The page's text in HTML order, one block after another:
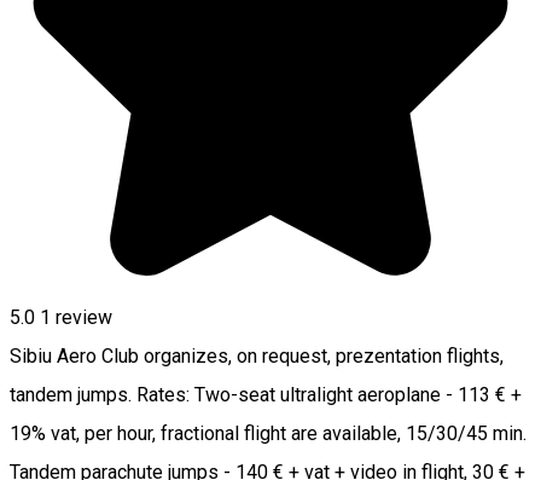
5.0 1 review
Sibiu Aero Club organizes, on request, prezentation flights,
tandem jumps. Rates: Two-seat ultralight aeroplane - 113 € +
19% vat, per hour, fractional flight are available, 15/30/45 min.
Tandem parachute jumps - 140 € + vat + video in flight, 30 € +